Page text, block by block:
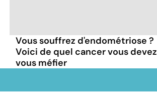
Vous souffrez d'endométriose ?
Voici de quel cancer vous devez
vous méfier